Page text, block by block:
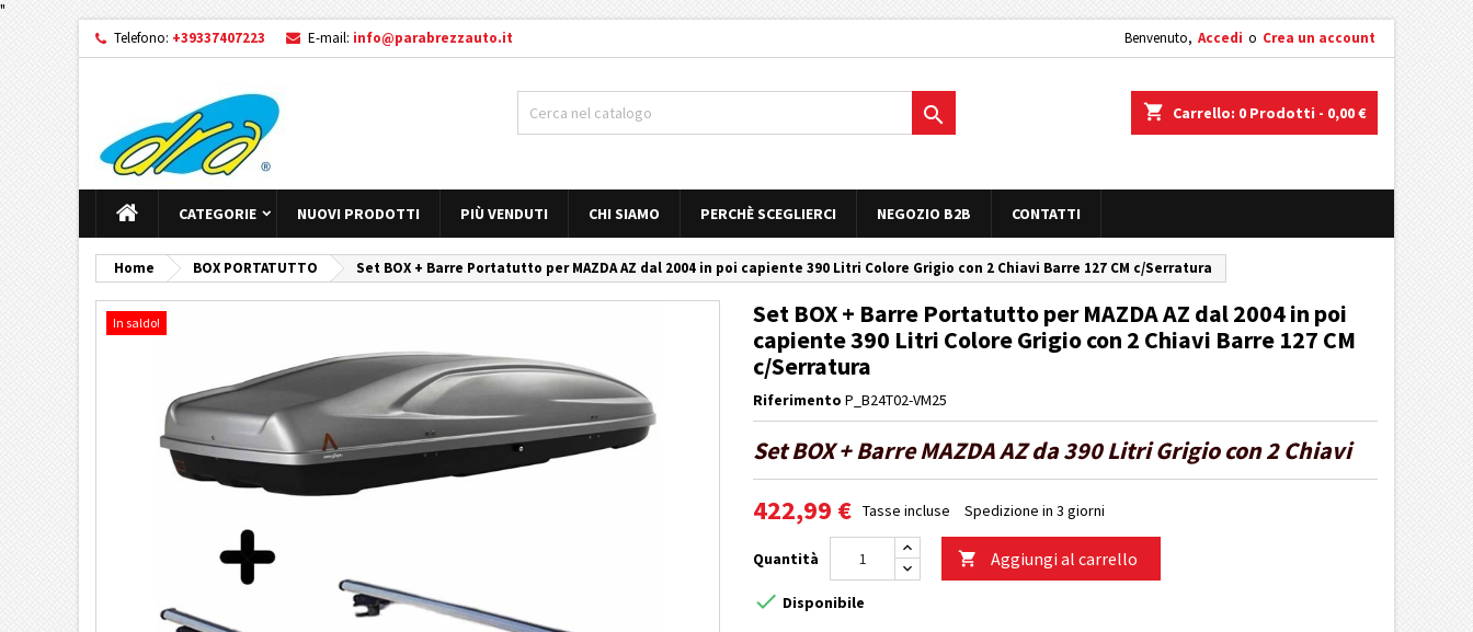
"
Telefono: +39337407223 E-mail: info@parabrezzauto.it Benvenuto, Accedi o Crea un account
shopping_cart Carrello: 0 Prodotti - 0,00 €

CATEGORIE NUOVI PRODOTTI PIÙ VENDUTI CHI SIAMO PERCHÈ SCEGLIERCI NEGOZIO B2B CONTATTI
Home BOX PORTATUTTO Set BOX + Barre Portatutto per MAZDA AZ dal 2004 in poi capiente 390 Litri Colore Grigio con 2 Chiavi Barre 127 CM c/Serratura
In saldo!
Set BOX + Barre Portatutto per MAZDA AZ dal 2004 in poi
capiente 390 Litri Colore Grigio con 2 Chiavi Barre 127 CM
c/Serratura
Riferimento P_B24T02-VM25
Set BOX + Barre MAZDA AZ da 390 Litri Grigio con 2 Chiavi
422,99 € Tasse incluse Spedizione in 3 giorni
Quantità  Aggiungi al carrello
 Disponibile